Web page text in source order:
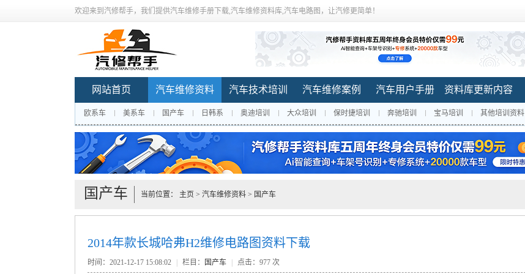
欢迎来到汽修帮手，我们提供汽车维修手册下载,汽车维修资料库,汽车电路图，让汽修更简单！
网站首页 汽车维修资料 汽车技术培训 汽车维修案例 汽车用户手册 资料库更新内容
欧系车 美系车 国产车 日韩系 奥迪培训 大众培训 保时捷培训 奔驰培训 宝马培训 其他培训资料
国产车 当前位置： 主页 > 汽车维修资料 > 国产车
2014年款长城哈弗H2维修电路图资料下载
时间：2021-12-17 15:08:02 栏目： 国产车 点击： 977 次